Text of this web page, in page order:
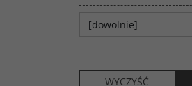
0,82 ohm
1 ohm